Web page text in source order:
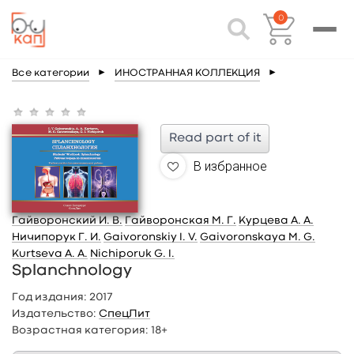
0
Все категории ► ИНОСТРАННАЯ КОЛЛЕКЦИЯ ►
Read part of it
В избранное
Гайворонский И. В. Гайворонская М. Г. Курцева А. А.
Ничипорук Г. И. Gaivoronskiy I. V. Gaivoronskaya M. G.
Kurtseva A. A. Nichiporuk G. I.
Splanchnology
Год издания: 2017
Издательство: СпецЛит
Возрастная категория: 18+